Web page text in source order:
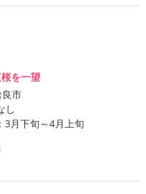
を一望
良市
し
3月下旬～4月上旬